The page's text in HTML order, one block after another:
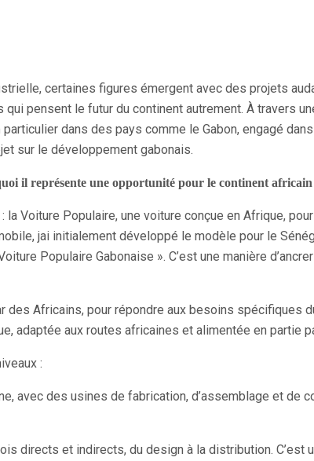
certaines figures émergent avec des projets
pensent le futur du continent autrement. À travers
dans des pays comme le Gabon, engagé
sur le développement gabonais.
il représente une opportunité pour le continent africain
Voiture Populaire, une voiture conçue en Afrique,
jai initialement développé le modèle pour le
Populaire Gabonaise ». C’est une manière
des Africains, pour répondre aux besoins spécifiques
adaptée aux routes africaines et alimentée en partie
:
avec des usines de fabrication, d’assemblage et de
directs et indirects, du design à la distribution. C’est